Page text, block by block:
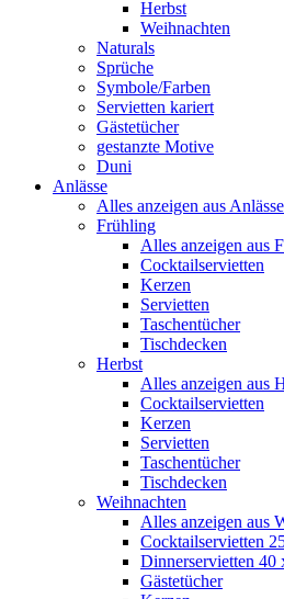
Herbst
Weihnachten
Naturals
Sprüche
Symbole/Farben
Servietten kariert
Gästetücher
gestanzte Motive
Duni
Anlässe
Alles anzeigen aus Anlässe
Frühling
Alles anzeigen aus
Cocktailservietten
Kerzen
Servietten
Taschentücher
Tischdecken
Herbst
Alles anzeigen aus
Cocktailservietten
Kerzen
Servietten
Taschentücher
Tischdecken
Weihnachten
Alles anzeigen aus
Cocktailservietten
Dinnerservietten 40
Gästetücher